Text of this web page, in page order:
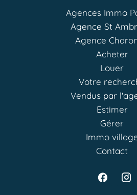
Agences Immo
Agence St
Agence
Acheter
Louer
Votre
Vendus par
Estimer
Gérer
Immo
Contact